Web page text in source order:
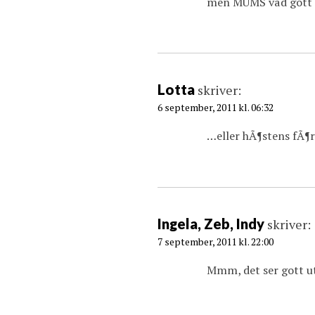
Lotta skriver:
6 september, 2011 kl. 06:32
…eller hÃ¶stens
Ingela, Zeb, Indy skriver:
7 september, 2011 kl. 22:00
Mmm, det ser gott